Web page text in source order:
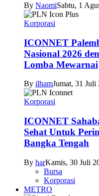
By NaomiSabtu, 1
Korporasi
ICONNET
Nasional 2026
Lomba Mewarnai
By ilhamJumat, 31 Juli
Korporasi
ICONNET
Sehat Untuk
Bangka Tengah
By harKamis, 30 Juli
Bursa
Korporasi
METRO